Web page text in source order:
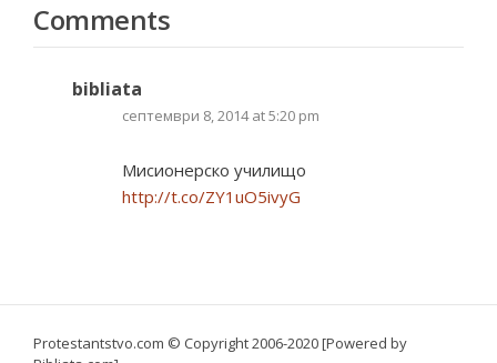
Comments
bibliata
септември 8, 2014 at 5:20 pm
Мисионерскo училищo
http://t.co/ZY1uO5ivyG
Protestantstvo.com © Copyright 2006-2020 [Powered by